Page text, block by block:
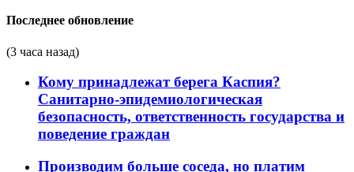
Последнее обновление
(3 часа назад)
Кому принадлежат берега Каспия?
Санитарно-эпидемиологическая
безопасность, ответственность государства и
поведение граждан
Производим больше соседа, но платим